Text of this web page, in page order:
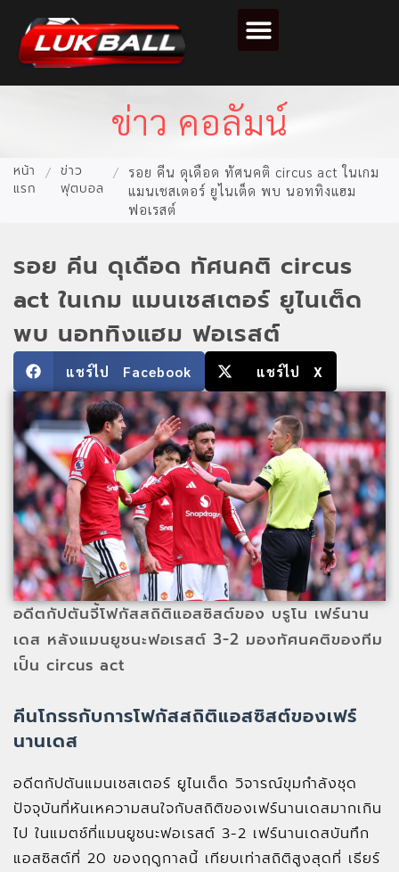
ข่าว คอลัมน์
หน้า
แรก
/ ข่าว
ฟุตบอล
/
รอย คีน ดุเดือด ทัศนคติ circus act ในเกม
แมนเชสเตอร์ ยูไนเต็ด พบ นอททิงแฮม
ฟอเรสต์
รอย คีน ดุเดือด ทัศนคติ circus
act ในเกม แมนเชสเตอร์ ยูไนเต็ด
พบ นอททิงแฮม ฟอเรสต์
แชร์ไป Facebook แชร์ไป X
อดีตกัปตันจี้โฟกัสสถิติแอสซิสต์ของ บรูโน เฟร์นาน
เดส หลังแมนยูชนะฟอเรสต์ 3-2 มองทัศนคติของทีม
เป็น circus act
คีนโกรธกับการโฟกัสสถิติแอสซิสต์ของเฟร์
นานเดส
อดีตกัปตันแมนเชสเตอร์ ยูไนเต็ด วิจารณ์ขุมกำลังชุด
ปัจจุบันที่หันเหความสนใจกับสถิติของเฟร์นานเดสมากเกิน
ไป ในแมตช์ที่แมนยูชนะฟอเรสต์ 3-2 เฟร์นานเดสบันทึก
แอสซิสต์ที่ 20 ของฤดูกาลนี้ เทียบเท่าสถิติสูงสุดที่ เธียร์